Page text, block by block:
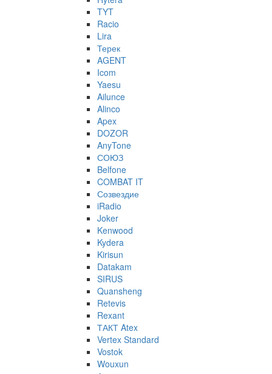
TYT
Racio
Lira
Терек
AGENT
Icom
Yaesu
Ailunce
Alinco
Apex
DOZOR
AnyTone
СОЮЗ
Belfone
COMBAT IT
Созвездие
iRadio
Joker
Kenwood
Kydera
Kirisun
Datakam
SIRUS
Quansheng
Retevis
Rexant
ТАКТ Atex
Vertex Standard
Vostok
Wouxun